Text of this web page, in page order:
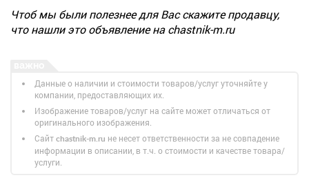
Чтоб мы были полезнее для Вас скажите продавцу,
что нашли это объявление на chastnik-m.ru
Данные о наличии и стоимости товаров/услуг уточняйте у
компании, предоставляющих их.
Изображение товаров/услуг на сайте может отличаться от
оригинального изображения.
Сайт chastnik-m.ru не несет ответственности за не совпадение
информации в описании, в т.ч. о стоимости и качестве товара/
услуги.